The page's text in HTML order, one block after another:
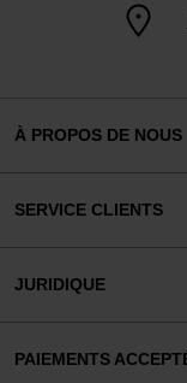
À PROPOS DE NOUS
SERVICE CLIENTS
JURIDIQUE
PAIEMENTS